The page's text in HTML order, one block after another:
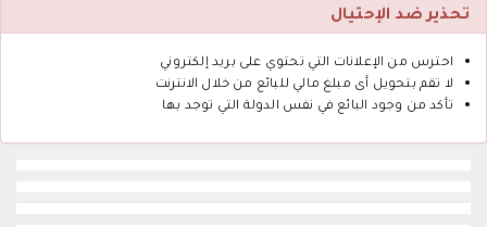
تحذير ضد الإحتيال
احترس من الإعلانات التي تحتوي على بريد إلكتروني
لا تقم بتحويل أى مبلغ مالي للبائع من خلال الانترنت
تأكد من وجود البائع في نفس الدولة التي توجد بها